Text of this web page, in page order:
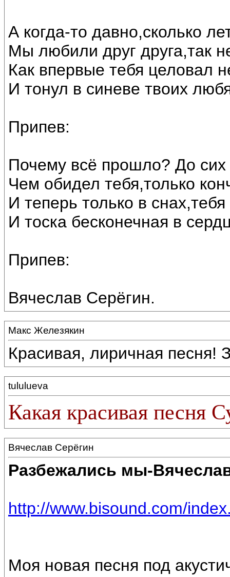
А когда-то давно,сколько
Мы любили друг друга,так
Как впервые тебя целовал
И тонул в синеве твоих
Припев:
Почему всё прошло? До
Чем обидел тебя,только
И теперь только в
И тоска бесконечная в
Припев:
Вячеслав Серёгин.
Макс Железякин
Красивая, лиричная песня!
tululueva
Какая красивая песня
Вячеслав Серёгин
Разбежались мы-
http://www.bisound.com/
Моя новая песня под